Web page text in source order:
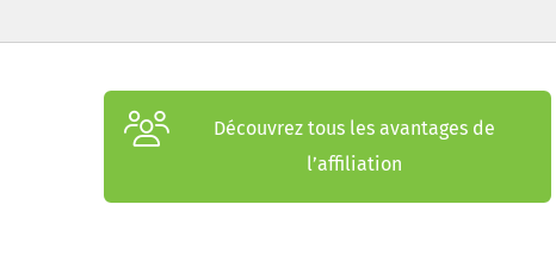
Découvrez tous les avantages de
l’affiliation